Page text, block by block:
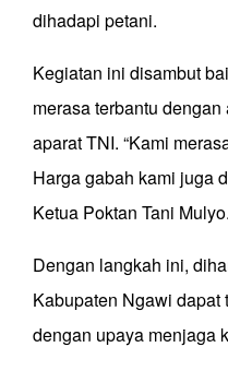
dihadapi petani.
Kegiatan ini disambut
merasa terbantu
aparat TNI. “Kami
Harga gabah kami juga
Ketua Poktan Tani Mulyo.
Dengan langkah ini,
Kabupaten Ngawi dapat
dengan upaya menjaga